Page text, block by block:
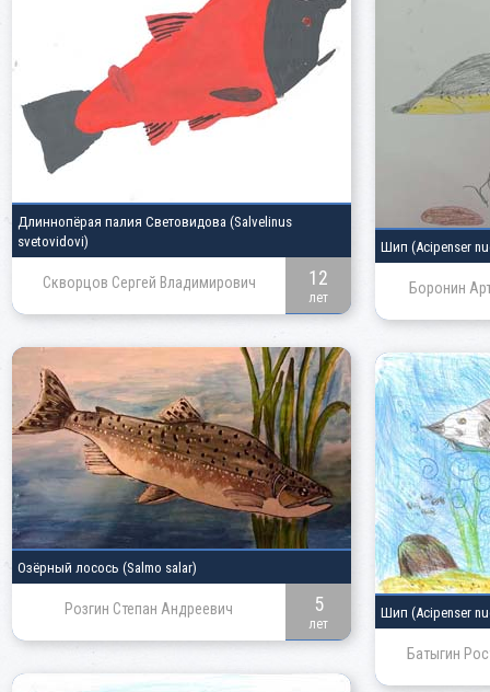
Длиннопёрая палия Световидова (Salvelinus
svetovidovi)
Скворцов Сергей Владимирович 12
лет
Шип (Acipenser
Боронин
Озёрный лосось (Salmo salar)
Розгин Степан Андреевич 5
лет
Шип (Acipenser
Батыгин